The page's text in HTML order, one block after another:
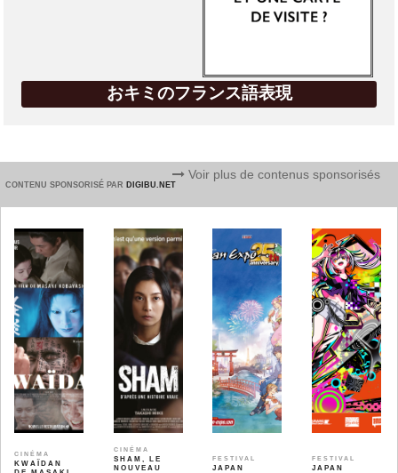
おキミのフランス語表現
CONTENU SPONSORISÉ PAR DIGIBU.NET
Voir plus de contenus sponsorisés
CINÉMA
KWAÏDAN
CINÉMA
SHAM, LE
NOUVEAU
FESTIVAL
JAPAN
FESTIVAL
JAPAN